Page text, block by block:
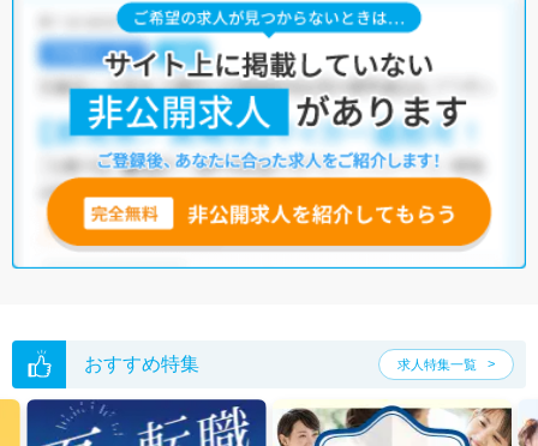
おすすめ特集 求人特集一覧